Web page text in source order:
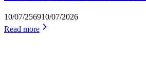
10/07/256910/07/2026
Read more